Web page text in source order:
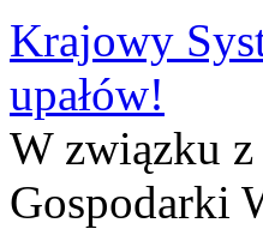
Krajowy
upałów!
W związku
Gospodarki